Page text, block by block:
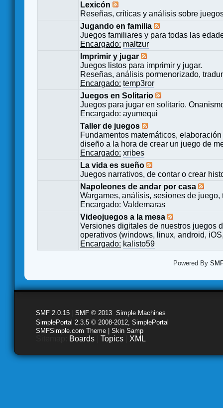
Lexicón
Reseñas, críticas y análisis sobre
Jugando en familia
Juegos familiares y para todas las
Encargado: maltzur
Imprimir y jugar
Juegos listos para imprimir y jugar.
Reseñas, análisis pormenorizado,
Encargado: temp3ror
Juegos en Solitario
Juegos para jugar en solitario.
Encargado: ayumequi
Taller de juegos
Fundamentos matemáticos,
diseño a la hora de crear un juego de
Encargado: xribes
La vida es sueño
Juegos narrativos, de contar o crear
Napoleones de andar por casa
Wargames, análisis, sesiones de
Encargado: Valdemaras
Videojuegos a la mesa
Versiones digitales de nuestros juegos
operativos (windows, linux, android,
Encargado: kalisto59
Powered By
SMF 2.0.15 SMF © 2013 Simple Machines
SimplePortal 2.3.5 © 2008-2012, SimplePortal
SMFSimple.com Theme | Skin Samp
Boards Topics XML